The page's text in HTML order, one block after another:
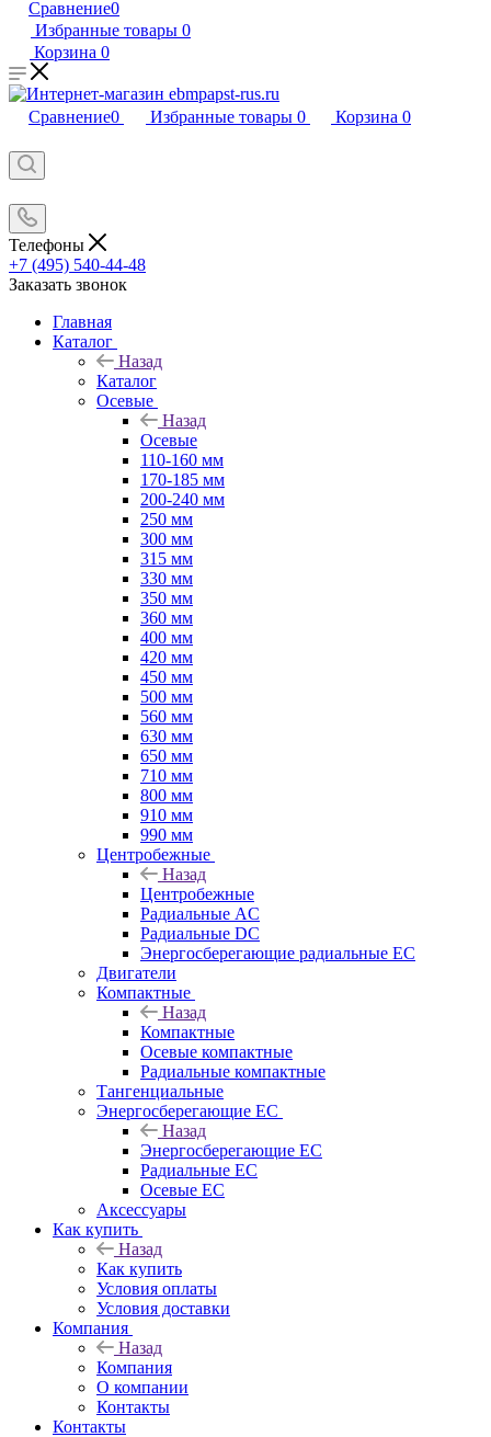
Сравнение0
Избранные товары 0
Корзина 0
Сравнение0 Избранные товары 0 Корзина 0
Телефоны
+7 (495) 540-44-48
Заказать звонок
Главная
Каталог
Назад
Каталог
Осевые
Назад
Осевые
110-160 мм
170-185 мм
200-240 мм
250 мм
300 мм
315 мм
330 мм
350 мм
360 мм
400 мм
420 мм
450 мм
500 мм
560 мм
630 мм
650 мм
710 мм
800 мм
910 мм
990 мм
Центробежные
Назад
Центробежные
Радиальные AC
Радиальные DC
Энергосберегающие радиальные EC
Двигатели
Компактные
Назад
Компактные
Осевые компактные
Радиальные компактные
Тангенциальные
Энергосберегающие EC
Назад
Энергосберегающие EC
Радиальные EC
Осевые EC
Аксессуары
Как купить
Назад
Как купить
Условия оплаты
Условия доставки
Компания
Назад
Компания
О компании
Контакты
Контакты